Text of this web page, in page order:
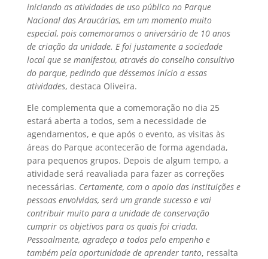
iniciando as atividades de uso público no Parque
Nacional das Araucárias, em um momento muito
especial, pois comemoramos o aniversário de 10 anos
de criação da unidade. E foi justamente a sociedade
local que se manifestou, através do conselho consultivo
do parque, pedindo que déssemos início a essas
atividades, destaca Oliveira.
Ele complementa que a comemoração no dia 25
estará aberta a todos, sem a necessidade de
agendamentos, e que após o evento, as visitas às
áreas do Parque acontecerão de forma agendada,
para pequenos grupos. Depois de algum tempo, a
atividade será reavaliada para fazer as correções
necessárias.  Certamente, com o apoio das instituições e
pessoas envolvidas, será um grande sucesso e vai
contribuir muito para a unidade de conservação
cumprir os objetivos para os quais foi criada.
Pessoalmente, agradeço a todos pelo empenho e
também pela oportunidade de aprender tanto, ressalta